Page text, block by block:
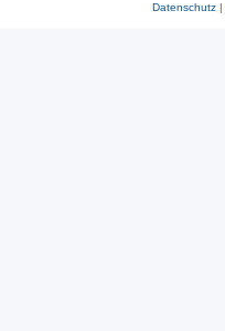
Datenschutz|